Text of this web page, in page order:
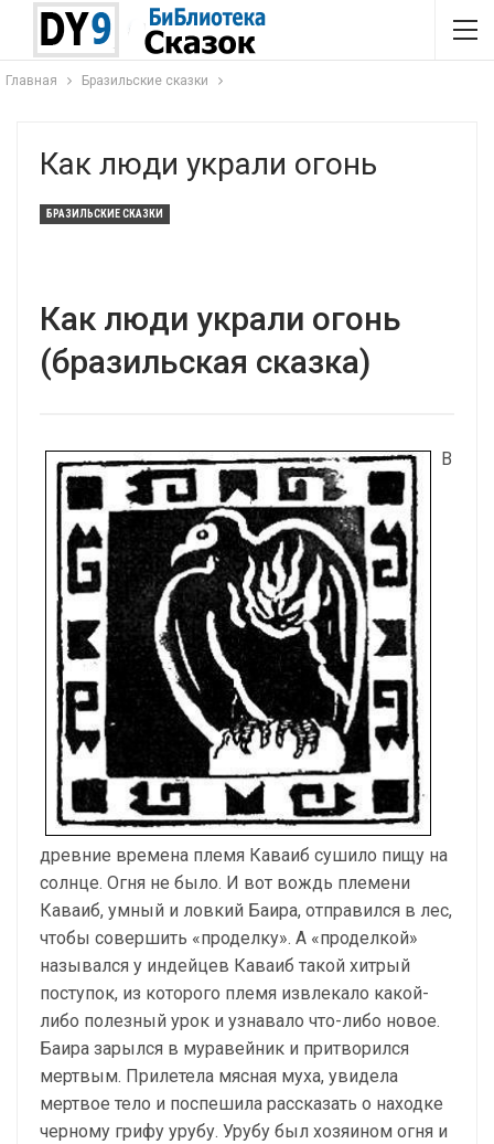
Главная Бразильские сказки
Как люди украли огонь
БРАЗИЛЬСКИЕ СКАЗКИ
Как люди украли огонь
(бразильская сказка)
В
древние времена племя Каваиб сушило пищу на
солнце. Огня не было. И вот вождь племени
Каваиб, умный и ловкий Баира, отправился в лес,
чтобы совершить «проделку». А «проделкой»
назывался у индейцев Каваиб такой хитрый
поступок, из которого племя извлекало какой-
либо полезный урок и узнавало что-либо новое.
Баира зарылся в муравейник и притворился
мертвым. Прилетела мясная муха, увидела
мертвое тело и поспешила рассказать о находке
черному грифу урубу. Урубу был хозяином огня и